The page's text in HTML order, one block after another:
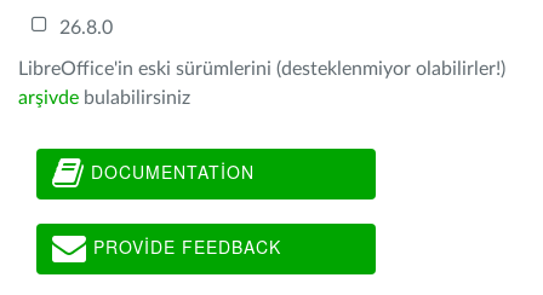
26.8.0
LibreOffice'in eski sürümlerini (desteklenmiyor olabilirler!)
arşivde bulabilirsiniz
DOCUMENTATION
PROVIDE FEEDBACK